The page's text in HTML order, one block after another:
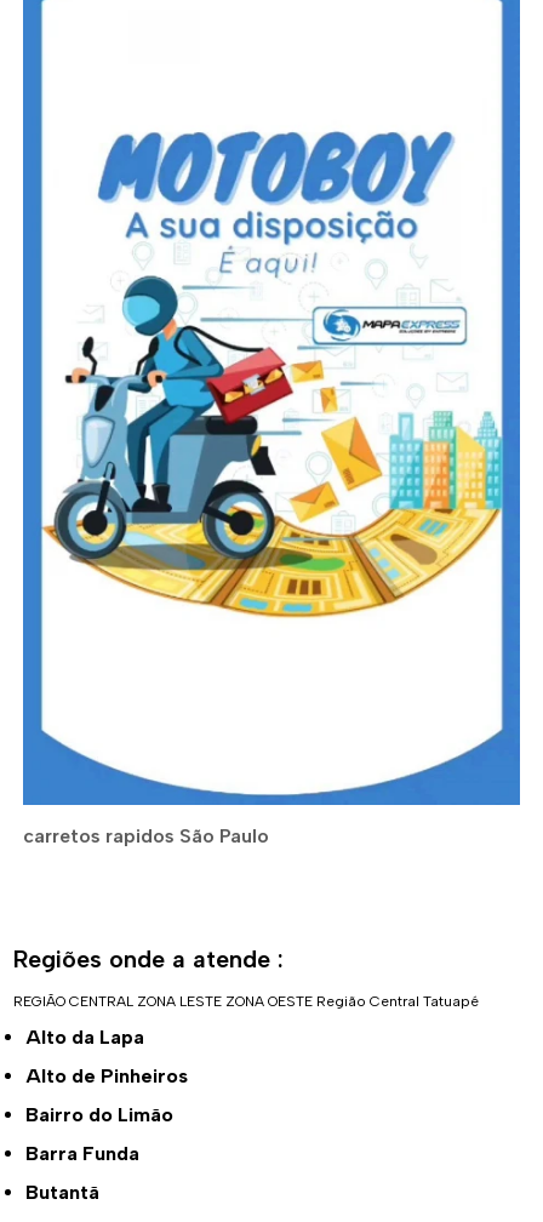
carretos rapidos São Paulo
Regiões onde a atende :
REGIÃO CENTRAL ZONA LESTE ZONA OESTE Região Central Tatuapé
Alto da Lapa
Alto de Pinheiros
Bairro do Limão
Barra Funda
Butantã